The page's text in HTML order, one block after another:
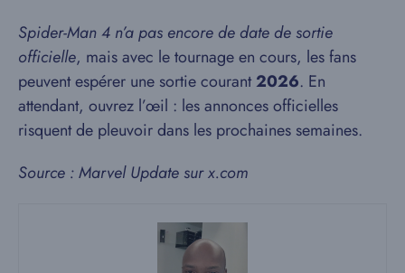
Spider-Man 4 n’a pas encore de date de sortie
officielle, mais avec le tournage en cours, les fans
peuvent espérer une sortie courant2026. En
attendant, ouvrez l’œil : les annonces officielles
risquent de pleuvoir dans les prochaines semaines.
Source : Marvel Update sur x.com